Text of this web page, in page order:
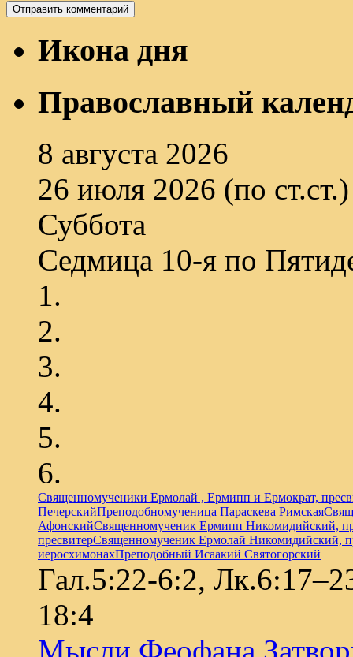
Икона дня
Православный
8 августа 2026
26 июля 2026 (по ст.ст.)
Суббота
Седмица 10-я по
Священномученики Ермолай , Ермипп и Ермократ,
ПечерскийПреподобномученица Параскева Римская
АфонскийСвященномученик Ермипп Никомидийский,
пресвитерСвященномученик Ермолай Никомидийский,
иеросхимонахПреподобный Исаакий Святогорский
Гал.5:22-6:2,
18:4